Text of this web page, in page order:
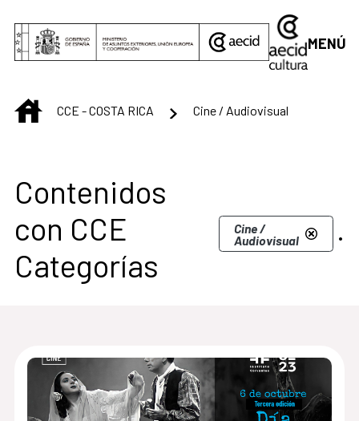
MENÚ
INICIO
CCE - COSTA RICA Cine / Audiovisual
Centro Cultural de
Contenidos
con CCE
Categorías
Cine /
Audiovisual .